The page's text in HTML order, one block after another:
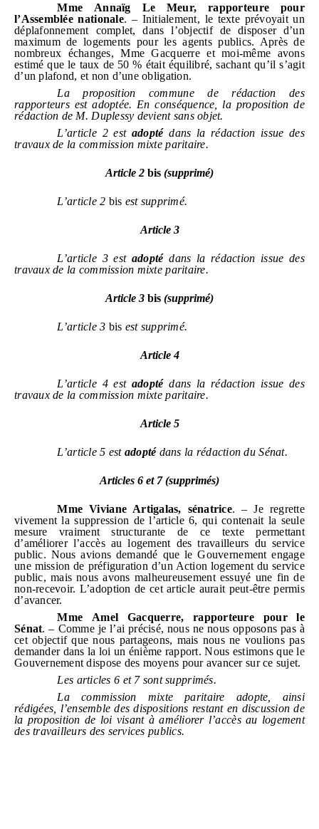
Mme
Annaïg Le Meur, rapporteure pour
l’Assemblée nationale. – Initialement, le texte prévoyait un
déplafonnement complet, dans l’objectif de disposer d’un
maximum de logements pour les agents publics. Après de
nombreux échanges, Mme Gacquerre et moi‑même avons
estimé que le taux de 50 % était équilibré, sachant qu’il s’agit
d’un plafond, et non d’une obligation.
La proposition commune de rédaction des
rapporteurs est adoptée. En conséquence, la proposition de
rédaction de M. Duplessy devient sans objet.
L’article 2 est adopté dans la rédaction issue des
travaux de la commission mixte paritaire.
Article 2 bis (supprimé)
L’article 2 bis est supprimé.
Article 3
L’article 3 est adopté dans la rédaction issue des
travaux de la commission mixte paritaire.
Article 3 bis (supprimé)
L’article 3 bis est supprimé.
Article 4
L’article 4 est adopté dans la rédaction issue des
travaux de la commission mixte paritaire.
Article 5
L’article 5 est adopté dans la rédaction du Sénat.
Articles 6 et 7 (supprimés)
Mme Viviane Artigalas, sénatrice. – Je regrette
vivement la suppression de l’article 6, qui contenait la seule
mesure vraiment structurante de ce texte permettant
d’améliorer l’accès au logement des travailleurs du service
public. Nous avions demandé que le Gouvernement engage
une mission de préfiguration d’un Action logement du service
public, mais nous avons malheureusement essuyé une fin de
non‑recevoir. L’adoption de cet article aurait peut‑être permis
d’avancer.
Mme
Amel Gacquerre, rapporteure pour le
Sénat. – Comme je l’ai précisé, nous ne nous opposons pas à
cet objectif que nous partageons, mais nous ne voulions pas
demander dans la loi un énième rapport. Nous estimons que le
Gouvernement dispose des moyens pour avancer sur ce sujet.
Les articles 6 et 7 sont supprimés.
La commission mixte paritaire adopte, ainsi
rédigées, l’ensemble des dispositions restant en discussion de
la proposition de loi visant à améliorer l’accès au logement
des travailleurs des services publics.